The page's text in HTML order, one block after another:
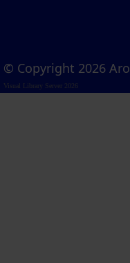
© Copyright 2026
Visual Library Server 2026